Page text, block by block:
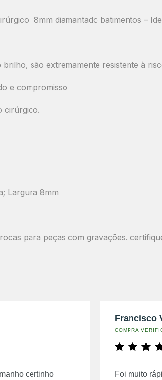
8mm diamantado batimentos –
são extremamente resistente à
e compromisso
cirúrgico.
Largura 8mm
para peças com gravações.
certinho
Francisco
COMPRA
Foi muito